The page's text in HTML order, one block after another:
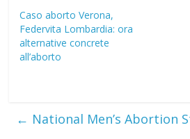
Caso aborto Verona,
Federvita Lombardia: ora
alternative concrete
all’aborto
← National Men’s Abortion